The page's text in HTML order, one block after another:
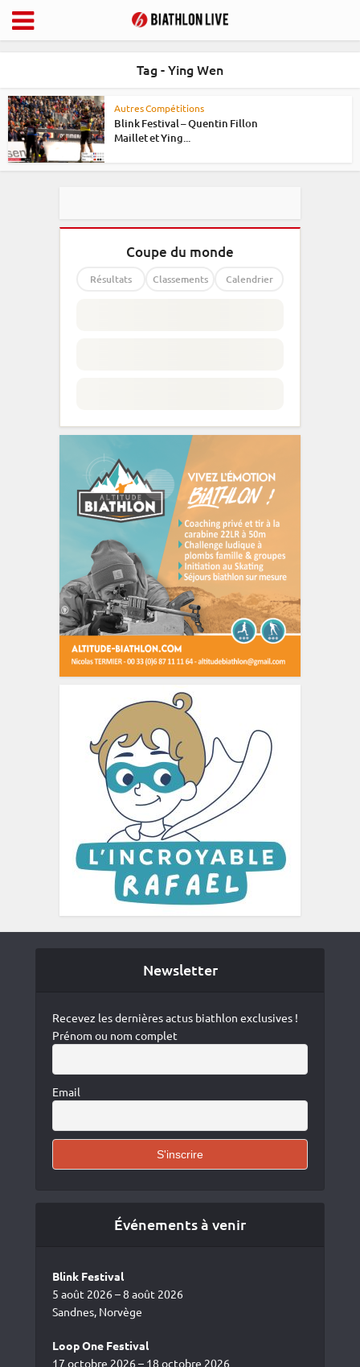
Tag - Ying Wen
Autres Compétitions
Blink Festival – Quentin Fillon
Maillet et Ying...
Coupe du monde
Résultats Classements Calendrier
Newsletter
Recevez les dernières actus biathlon exclusives !
Prénom ou nom complet
Email
Événements à venir
Blink Festival
5 août 2026 – 8 août 2026
Sandnes, Norvège
Loop One Festival
17 octobre 2026 – 18 octobre 2026